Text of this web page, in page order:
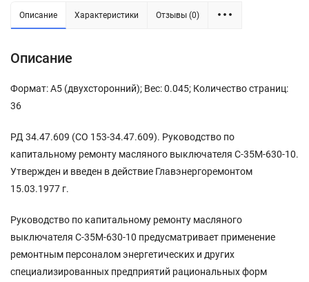
Описание Характеристики Отзывы (0)
Описание
Формат: А5 (двухсторонний); Вес: 0.045; Количество страниц:
36
РД 34.47.609 (СО 153-34.47.609). Руководство по
капитальному ремонту масляного выключателя С-35М-630-10.
Утвержден и введен в действие Главэнергоремонтом
15.03.1977 г.
Руководство по капитальному ремонту масляного
выключателя C-35M-630-10 предусматривает применение
ремонтным персоналом энергетических и других
специализированных предприятий рациональных форм